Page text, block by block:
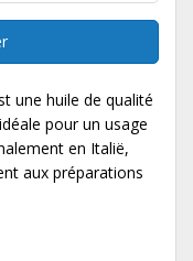
une huile de qualité
pour un usage
en Italië,
aux préparations